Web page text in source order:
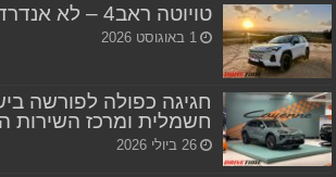
טויוטה ראב4 – לא אנדרדוג
1 באוגוסט 2026
חגיגה כפולה לפורשה
חשמלית ומרכז השירות
26 ביולי 2026